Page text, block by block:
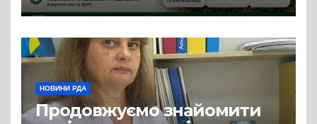
НОВИНИ РДА
Продовжуємо знайомити